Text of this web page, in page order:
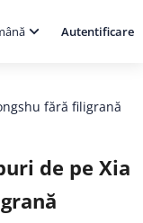
Autentificare
fără filigrană
de pe Xia